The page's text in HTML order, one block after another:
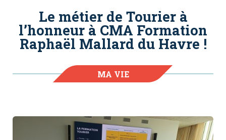
Le métier de Tourier à
l’honneur à CMA Formation
Raphaël Mallard du Havre !
MA VIE
D'APPRENANT.E